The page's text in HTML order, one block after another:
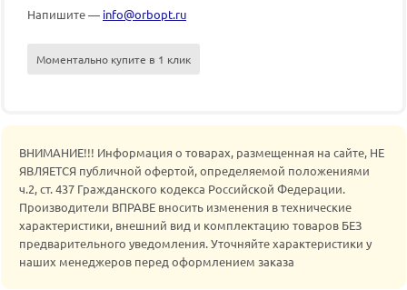
Напишите — info@orbopt.ru
Моментально купите в 1 клик
ВНИМАНИЕ!!! Информация о товарах, размещенная на сайте, НЕ
ЯВЛЯЕТСЯ публичной офертой, определяемой положениями
ч.2, ст. 437 Гражданского кодекса Российской Федерации.
Производители ВПРАВЕ вносить изменения в технические
характеристики, внешний вид и комплектацию товаров БЕЗ
предварительного уведомления. Уточняйте характеристики у
наших менеджеров перед оформлением заказа